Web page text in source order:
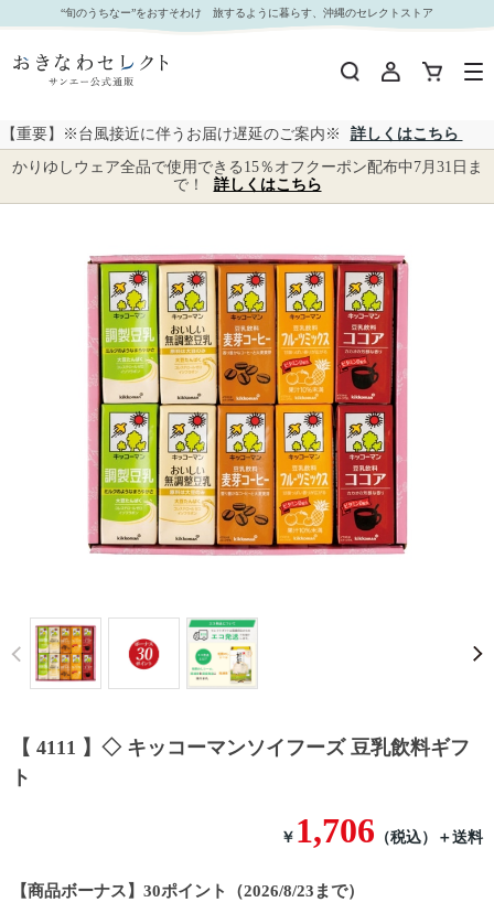
【 4111 】◇ キッコーマンソイフーズ 豆乳飲料ギフト｜おきなわセレクト サンエー公式通販
“旬のうちなー”をおすそわけ 旅するように暮らす、沖縄のセレクトストア
【重要】※台風接近に伴うお届け遅延のご案内※
詳しくはこちら
かりゆしウェア全品で使用できる15％オフクーポン配布中7月31日ま
で！
詳しくはこちら
Prev
【 4111 】◇ キッコーマンソイフーズ 豆乳飲料ギフ
ト
【商品ボーナス】30ポイント（2026/8/23まで）
￥ 1,706 （税込） ＋送料